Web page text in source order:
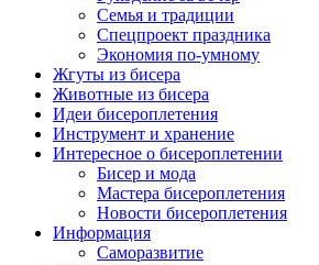
Семья и традиции
Спецпроект праздника
Экономия по-умному
Жгуты из бисера
Животные из бисера
Идеи бисероплетения
Инструмент и хранение
Интересное о бисероплетении
Бисер и мода
Мастера бисероплетения
Новости бисероплетения
Информация
Саморазвитие